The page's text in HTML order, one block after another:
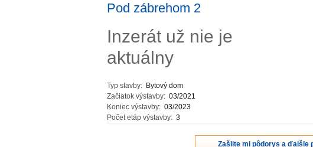
Pod zábrehom 2
Inzerát už nie je
aktuálny
Typ stavby: Bytový dom
Začiatok výstavby: 03/2021
Koniec výstavby: 03/2023
Počet etáp výstavby: 3
Zašlite mi pôdorys a ďalšie